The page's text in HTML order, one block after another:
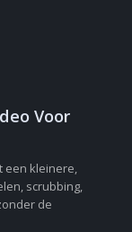
Voor
een kleinere,
scrubbing,
de